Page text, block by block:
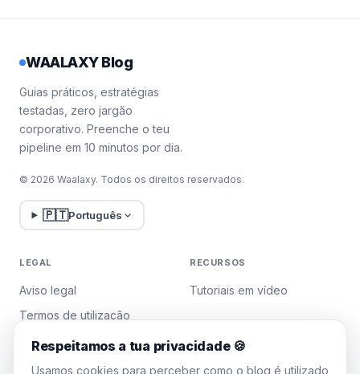
WAALAXY Blog
Guias práticos, estratégias
testadas, zero jargão
corporativo. Preenche o teu
pipeline em 10 minutos por dia.
© 2026 Waalaxy. Todos os direitos reservados.
🇵🇹Português
LEGAL
Aviso legal
Termos de utilização
Política de privacidade
Gerir cookies
RECURSOS
Tutoriais em vídeo
Respeitamos a tua privacidade 🍪
Usamos cookies para perceber como o blog é utilizado